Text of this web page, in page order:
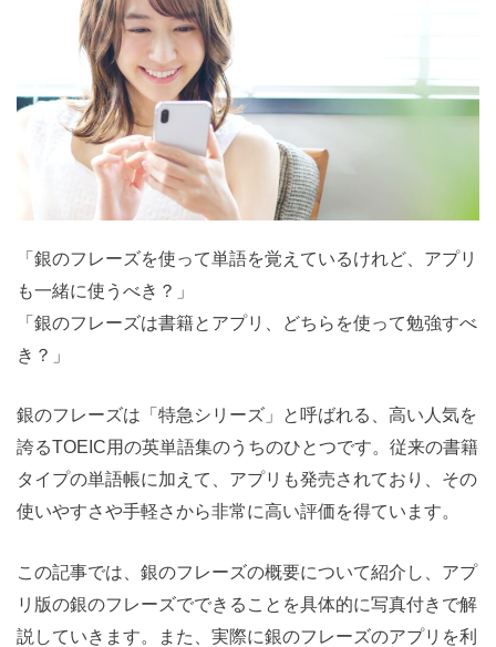
「銀のフレーズを使って単語を覚えているけれど、アプリ
も一緒に使うべき？」
「銀のフレーズは書籍とアプリ、どちらを使って勉強すべ
き？」
銀のフレーズは「特急シリーズ」と呼ばれる、高い人気を
誇るTOEIC用の英単語集のうちのひとつです。従来の書籍
タイプの単語帳に加えて、アプリも発売されており、その
使いやすさや手軽さから非常に高い評価を得ています。
この記事では、銀のフレーズの概要について紹介し、アプ
リ版の銀のフレーズでできることを具体的に写真付きで解
説していきます。また、実際に銀のフレーズのアプリを利